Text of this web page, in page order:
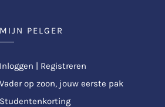
MIJN PELGER
Inloggen | Registreren
Vader op zoon, jouw eerste pak
Studentenkorting